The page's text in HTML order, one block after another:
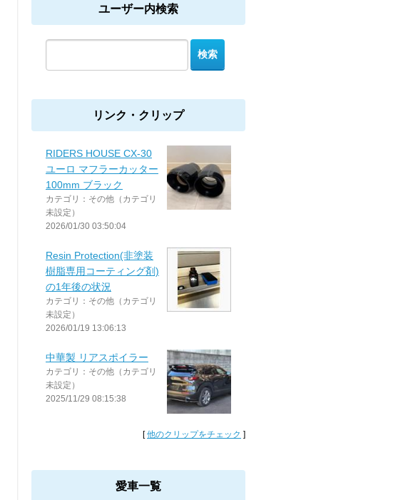
ユーザー内検索
リンク・クリップ
RIDERS HOUSE CX-30
ユーロ マフラーカッター
100mm ブラック
カテゴリ：その他（カテゴリ
未設定）
2026/01/30 03:50:04
Resin Protection(非塗装
樹脂専用コーティング剤)
の1年後の状況
カテゴリ：その他（カテゴリ
未設定）
2026/01/19 13:06:13
中華製 リアスポイラー
カテゴリ：その他（カテゴリ
未設定）
2025/11/29 08:15:38
[他のクリップをチェック ]
愛車一覧